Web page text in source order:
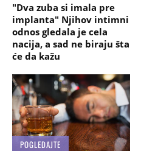
"Dva zuba si imala pre
implanta" Njihov intimni
odnos gledala je cela
nacija, a sad ne biraju šta
će da kažu
POGLEDAJTE